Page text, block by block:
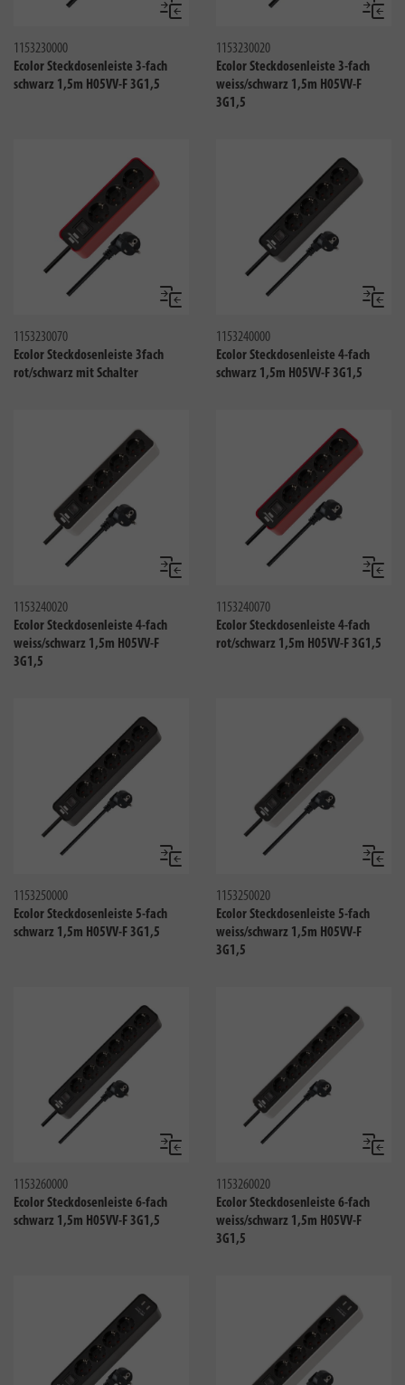
Vergleichen
1153230000
Ecolor Steckdosenleiste 3-fach
schwarz 1,5m H05VV-F 3G1,5
1153230020
Ecolor Steckdosenleiste 3-fach
weiss/schwarz 1,5m H05VV-F
3G1,5
Vergleichen
1153230070
Ecolor Steckdosenleiste 3fach
rot/schwarz mit Schalter
1153240000
Ecolor Steckdosenleiste 4-fach
schwarz 1,5m H05VV-F 3G1,5
Vergleichen
1153240020
Ecolor Steckdosenleiste 4-fach
weiss/schwarz 1,5m H05VV-F
3G1,5
1153240070
Ecolor Steckdosenleiste 4-fach
rot/schwarz 1,5m H05VV-F 3G1,5
Vergleichen
1153250000
Ecolor Steckdosenleiste 5-fach
schwarz 1,5m H05VV-F 3G1,5
1153250020
Ecolor Steckdosenleiste 5-fach
weiss/schwarz 1,5m H05VV-F
3G1,5
Vergleichen
1153260000
Ecolor Steckdosenleiste 6-fach
schwarz 1,5m H05VV-F 3G1,5
1153260020
Ecolor Steckdosenleiste 6-fach
weiss/schwarz 1,5m H05VV-F
3G1,5